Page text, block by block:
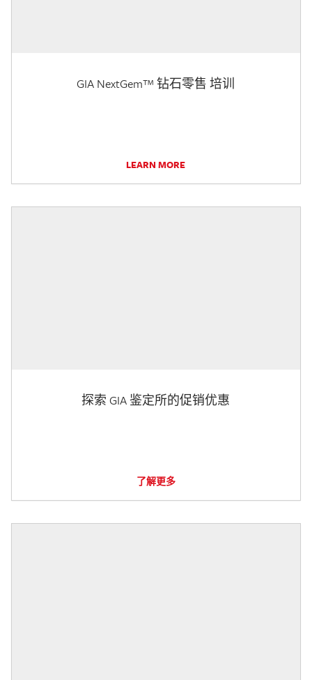
GIA NextGem™ 钻石零售 培训
LEARN MORE
探索 GIA 鉴定所的促销优惠
了解更多